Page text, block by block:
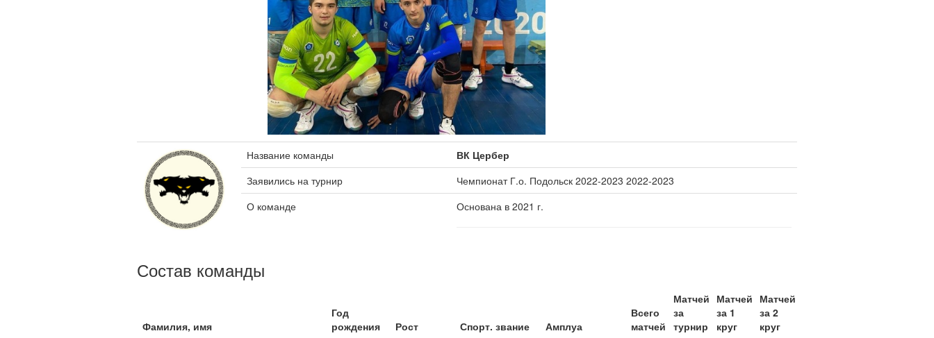
Название команды
ВК Цербер
Заявились на турнир
Чемпионат Г.о. Подольск 2022-2023 2022-2023
О команде
Основана в 2021 г.
Состав команды
Фамилия, имя
Год
рождения
Рост Спорт. звание Амплуа
Всего
матчей
Матчей
за
турнир
Матчей
за 1
круг
Матчей
за 2
круг